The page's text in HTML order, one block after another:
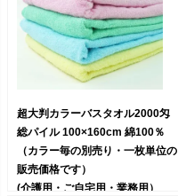
超大判カラーバスタオル2000匁
総パイル 100×160cm 綿100％
（カラー毎の別売り・一枚単位の
販売価格です）
(介護用・ご自宅用・業務用）